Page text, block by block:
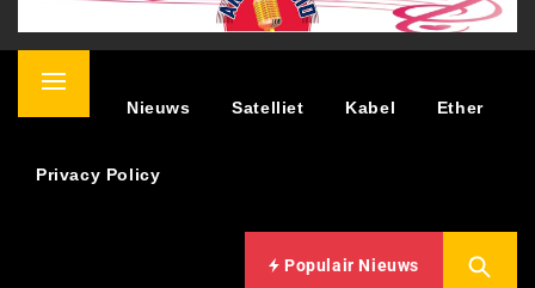
Primary
Nieuws Satelliet Kabel Ether
Privacy Policy
Populair Nieuws